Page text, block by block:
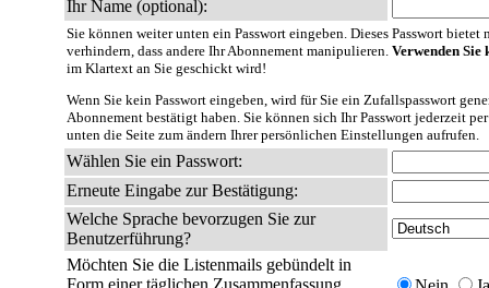
Ihr Name (optional):
Sie können weiter unten ein Passwort eingeben. Dieses Passwort
verhindern, dass andere Ihr Abonnement manipulieren. Verwenden Sie
im Klartext an Sie geschickt wird!
Wenn Sie kein Passwort eingeben, wird für Sie ein Zufallspasswort
Abonnement bestätigt haben. Sie können sich Ihr Passwort jederzeit
unten die Seite zum ändern Ihrer persönlichen Einstellungen aufrufen.
Wählen Sie ein Passwort:
Erneute Eingabe zur Bestätigung:
Welche Sprache bevorzugen Sie zur
Benutzerführung?
Möchten Sie die Listenmails gebündelt in
Form einer täglichen Zusammenfassung